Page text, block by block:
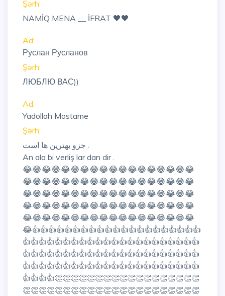
Şərh:
NAMİQ MENA __ İFRAT 🖤🖤
Ad:
Руслан Русланов
Şərh:
ЛЮБЛЮ ВАС))
Ad:
Yadollah Mostame
Şərh:
جزو بهترین ها است .
An ala bi verliş lar dan dir .
😂😂😂😂😂😂😂😂😂😂😂😂😂😂😂😂😂😂
😂😂😂😂😂😂😂😂😂😂😂😂😂😂😂😂😂😂
😂😂😂😂😂😂😂😂😂😂😂😂😂😂😂😂😂😂
😂😂😂😂😂😂😂😂😂😂😂😂😂😂😂😂😂😂
😂😂😂😂😂😂😂😂😂😂😂😂😂😂😂😂😂😂
😂👍👍👍👍👍👍👍👍👍👍👍👍👍👍👍👍👍👍👍👍👍
👍👍👍👍👍👍👍👍👍👍👍👍👍👍👍👍👍👍👍👍👍👍
👍👍👍👍👍👍👍👍👍👍👍👍👍👍👍👍👍👍👍👍👍👍
👍👍👍👍👍👍👍👍👍👍👍👍👍👍👍👍👍👍👍👍👍👍
👍👍👍👍👏👏👏👏👏👏👏👏👏👏👏👏👏👏👏👏👏👏
👏👏👏👏👏👏👏👏👏👏👏👏👏👏👏👏👏👏👏👏👏👏